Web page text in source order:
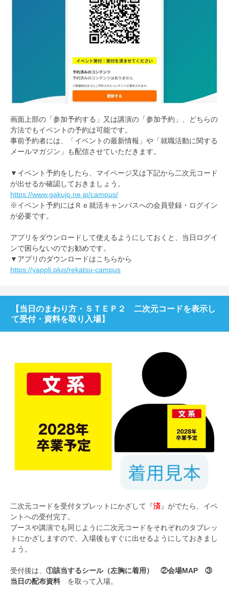
画面上部の「参加予約する」又は講演の「参加予約」、どちらの
方法でもイベントの予約は可能です。
事前予約者には、「イベントの最新情報」や「就職活動に関する
メールマガジン」も配信させていただきます。
▼イベント予約をしたら、マイページ又は下記から二次元コード
が出せるか確認しておきましょう。
https://www.gakujo.ne.jp/campus/
※イベント予約にはＲｅ就活キャンパスへの会員登録・ログイン
が必要です。
アプリをダウンロードして使えるようにしておくと、当日ログイ
ンで困らないのでお勧めです。
▼アプリのダウンロードはこちらから
https://yappli.plus/rekatsu-campus
【当日のまわり方・ＳＴＥＰ２ 二次元コードを表示し
て受付・資料を取り入場】
二次元コードを受付タブレットにかざして『済』がでたら、イベ
ントへの受付完了。
ブースや講演でも同じように二次元コードをそれぞれのタブレッ
トにかざしますので、入場後もすぐに出せるようにしておきまし
ょう。
受付後は、 ①該当するシール（左胸に着用） ②会場MAP ③
当日の配布資料 を取って入場。